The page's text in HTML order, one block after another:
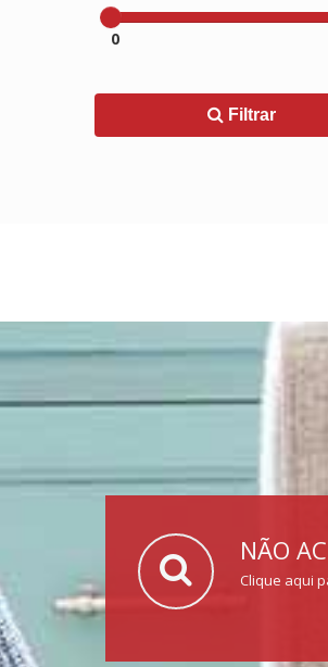
0
Filtrar
NÃO
Clique aqui